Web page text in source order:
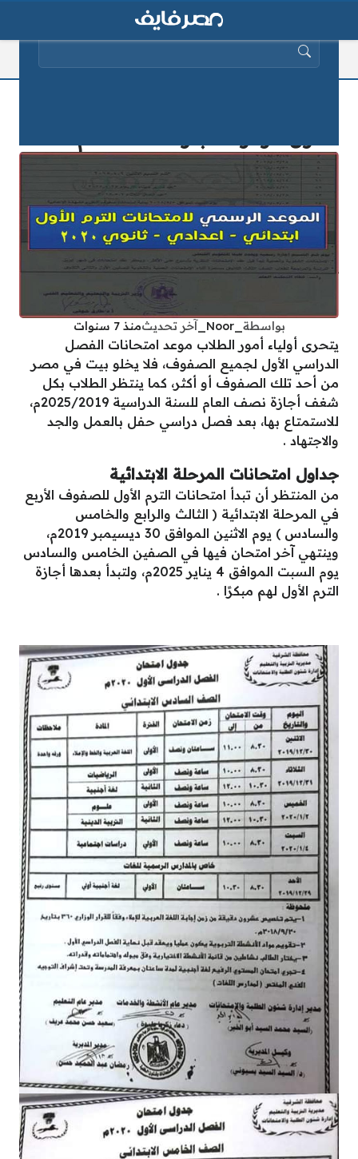
بواسطة _Noor_ آخر تحديثمنذ 7 سنوات
يتحرى أولياء أمور الطلاب موعد امتحانات الفصل
الدراسي الأول لجميع الصفوف، فلا يخلو بيت في مصر
من أحد تلك الصفوف أو أكثر، كما ينتظر الطلاب بكل
شغف أجازة نصف العام للسنة الدراسية 2025/2019م،
للاستمتاع بها، بعد فصل دراسي حفل بالعمل والجد
والاجتهاد .
جداول امتحانات المرحلة الابتدائية
من المنتظر أن تبدأ امتحانات الترم الأول للصفوف الأربع
في المرحلة الابتدائية ( الثالث والرابع والخامس
والسادس ) يوم الاثنين الموافق 30 ديسيمبر 2019م،
وينتهي آخر امتحان فيها في الصفين الخامس والسادس
يوم السبت الموافق 4 يناير 2025م، ولتبدأ بعدها أجازة
الترم الأول لهم مبكرًا .
البحث عن: